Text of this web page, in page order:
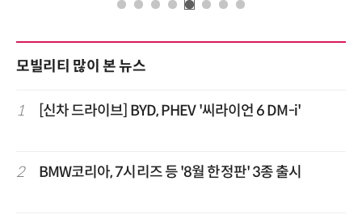
모빌리티 많이 본 뉴스
1 [신차 드라이브] BYD, PHEV '씨라이언 6 DM-i'
2 BMW코리아, 7시리즈 등 '8월 한정판' 3종 출시